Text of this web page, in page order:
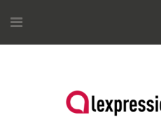
au
contenu